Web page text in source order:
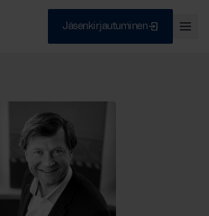
Jäsenkirjautuminen